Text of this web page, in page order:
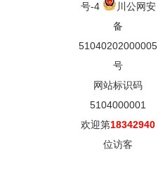
号-4
川公网安
备
51040202000005
号
网站标识码
5104000001
欢迎第18342940
位访客